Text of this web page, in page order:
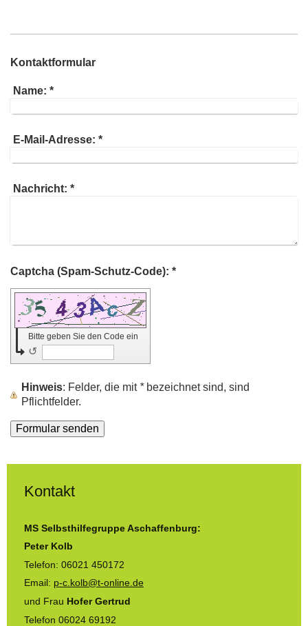
Kontaktformular
Name: *
E-Mail-Adresse: *
Nachricht: *
Captcha (Spam-Schutz-Code): *
Bitte geben Sie den Code ein
↺
Hinweis : Felder, die mit *bezeichnet sind, sind
Pflichtfelder.
Kontakt
MS Selbsthilfegruppe Aschaffenburg:
Peter Kolb
Telefon: 06021 450172
Email: p-c.kolb@t-online.de
und Frau Hofer Gertrud
Telefon 06024 69192